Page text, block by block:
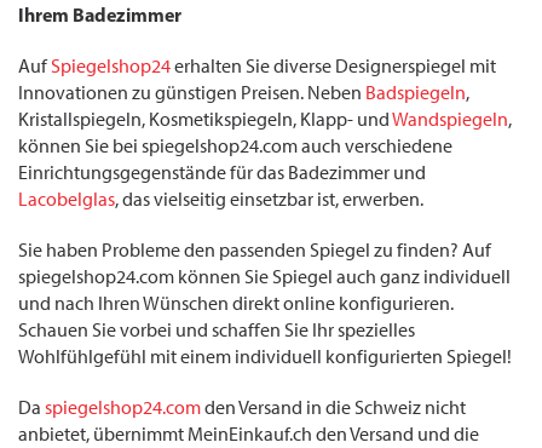
Ihrem Badezimmer
AufSpiegelshop24erhalten Sie diverse Designerspiegel mit
Innovationen zu günstigen Preisen. Neben Badspiegeln,
Kristallspiegeln, Kosmetikspiegeln, Klapp- undWandspiegeln,
können Sie bei spiegelshop24.com auch verschiedene
Einrichtungsgegenstände für das Badezimmer und
Lacobelglas, das vielseitig einsetzbar ist, erwerben.
Sie haben Probleme den passenden Spiegel zu finden? Auf
spiegelshop24.com können Sie Spiegel auch ganz individuell
und nach Ihren Wünschen direkt online konfigurieren.
Schauen Sie vorbei und schaffen Sie Ihr spezielles
Wohlfühlgefühl mit einem individuell konfigurierten Spiegel!
Da spiegelshop24.comden Versand in die Schweiz nicht
anbietet, übernimmt MeinEinkauf.ch den Versand und die